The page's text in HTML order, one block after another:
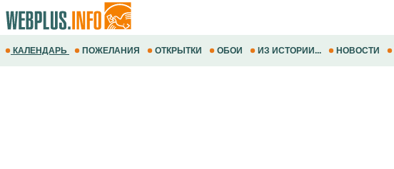
КАЛЕНДАРЬ ПОЖЕЛАНИЯ ОТКРЫТКИ ОБОИ ИЗ ИСТОРИИ... НОВОСТИ